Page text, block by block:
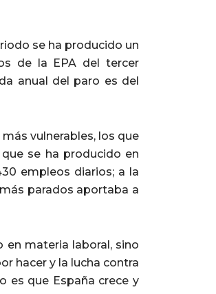
se ha producido un
de la EPA del tercer
anual del paro es del
vulnerables, los que
se ha producido en
empleos diarios; a la
parados aportaba a
en materia laboral, sino
hacer y la lucha contra
es que España crece y